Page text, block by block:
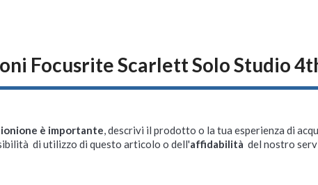
Focusrite Scarlett Solo Studio
è importante, descrivi il prodotto o la tua esperienza di
di utilizzo di questo articolo o dell'affidabilità del nostro